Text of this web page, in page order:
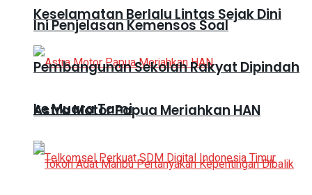
Keselamatan Berlalu Lintas Sejak Dini
Astra Motor Papua Meriahkan HAN
Ini Penjelasan Kemensos Soal
Pembangunan Sekolah Rakyat Dipindah
ke Muara Tami